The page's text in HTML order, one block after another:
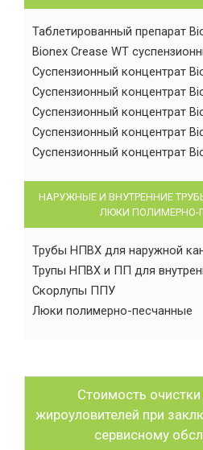
Таблетированный препарат
Bionex Crease WT
Суспензионный концентрат
Суспензионный концентрат
Суспензионный концентрат
Суспензионный концентрат
Суспензионный концентрат
НАРУЖНЫЕ И ВНУТРЕННИЕ
ЛЮКИ ПОЛИМЕРНО-
Трубы НПВХ для наружной
Трупы НПВХ и ПП для
Скорлупы ППУ
Люки полимерно-песчанные
Стоимость
жироуловителей при
сервисному